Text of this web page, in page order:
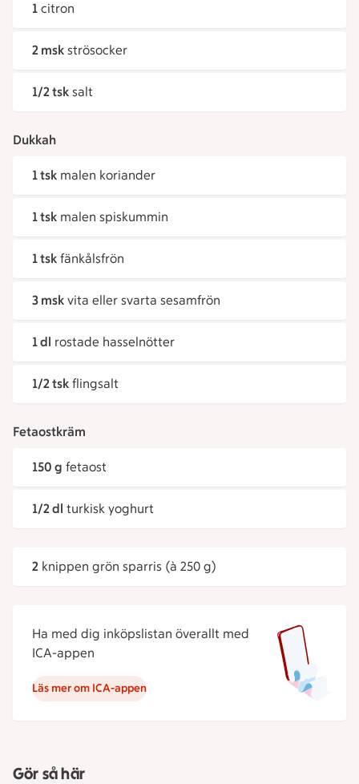
1 citron
2 msk strösocker
1/2 tsk salt
Dukkah
1 tsk malen koriander
1 tsk malen spiskummin
1 tsk fänkålsfrön
3 msk vita eller svarta sesamfrön
1 dl rostade hasselnötter
1/2 tsk flingsalt
Fetaostkräm
150 g fetaost
1/2 dl turkisk yoghurt
2 knippen grön sparris (à 250 g)
Ha med dig inköpslistan överallt med
ICA-appen
Läs mer om ICA-appen
Gör så här